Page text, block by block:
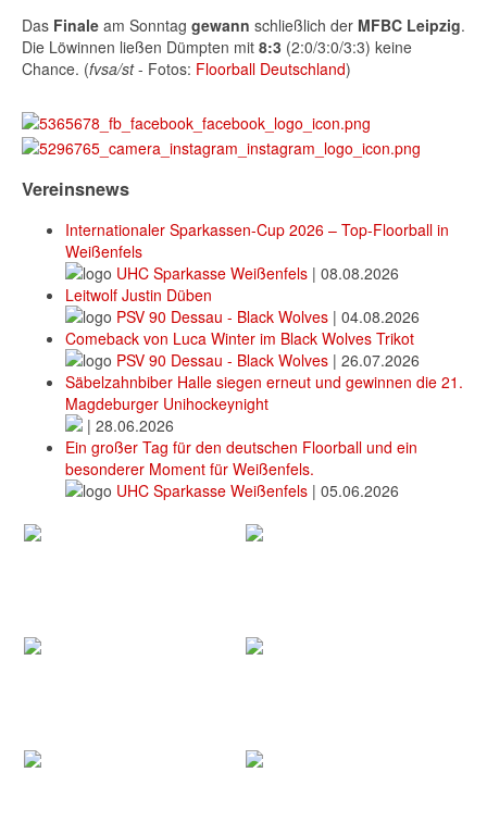
Das Finale am Sonntag gewann schließlich der MFBC Leipzig.
Die Löwinnen ließen Dümpten mit 8:3 (2:0/3:0/3:3) keine
Chance. (fvsa/st- Fotos: Floorball Deutschland)
Vereinsnews
Internationaler Sparkassen-Cup 2026 – Top-Floorball in
Weißenfels
UHC Sparkasse Weißenfels | 08.08.2026
Leitwolf Justin Düben
PSV 90 Dessau - Black Wolves | 04.08.2026
Comeback von Luca Winter im Black Wolves Trikot
PSV 90 Dessau - Black Wolves | 26.07.2026
Säbelzahnbiber Halle siegen erneut und gewinnen die 21.
Magdeburger Unihockeynight
| 28.06.2026
Ein großer Tag für den deutschen Floorball und ein
besonderer Moment für Weißenfels.
UHC Sparkasse Weißenfels | 05.06.2026